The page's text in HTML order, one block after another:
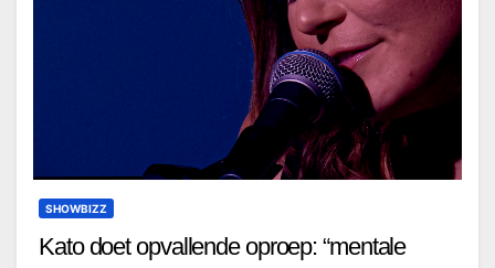
SHOWBIZZ
Kato doet opvallende oproep: “mentale